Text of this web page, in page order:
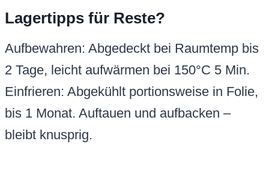
Lagertipps für Reste?
Aufbewahren: Abgedeckt bei Raumtemp bis
2 Tage, leicht aufwärmen bei 150°C 5 Min.
Einfrieren: Abgekühlt portionsweise in Folie,
bis 1 Monat. Auftauen und aufbacken –
bleibt knusprig.